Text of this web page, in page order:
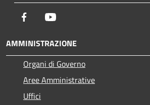
Facebook
AMMINISTRAZIONE
Organi di Governo
Aree Amministrative
Uffici